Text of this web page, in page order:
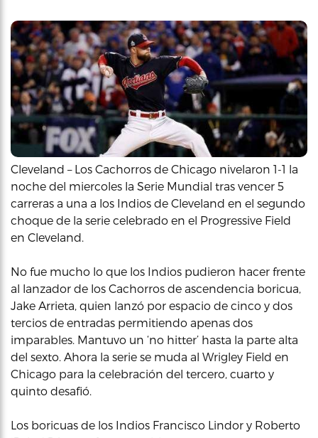
Cleveland – Los Cachorros de Chicago nivelaron 1-1 la
noche del miercoles la Serie Mundial tras vencer 5
carreras a una a los Indios de Cleveland en el segundo
choque de la serie celebrado en el Progressive Field
en Cleveland.
No fue mucho lo que los Indios pudieron hacer frente
al lanzador de los Cachorros de ascendencia boricua,
Jake Arrieta, quien lanzó por espacio de cinco y dos
tercios de entradas permitiendo apenas dos
imparables. Mantuvo un ‘no hitter’ hasta la parte alta
del sexto. Ahora la serie se muda al Wrigley Field en
Chicago para la celebración del tercero, cuarto y
quinto desafió.
Los boricuas de los Indios Francisco Lindor y Roberto